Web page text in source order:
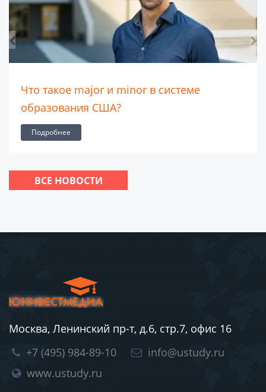
Что такое major и minor в системе
образования США?
Подробнее
ВСЕ НОВОСТИ
Москва, Ленинский пр-т, д.6, стр.7, офис 16
+7 (495) 984-89-10
info@ustudy.ru
www.ustudy.ru